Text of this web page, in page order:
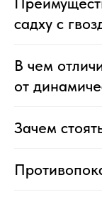
садху с
В чем
от
Зачем